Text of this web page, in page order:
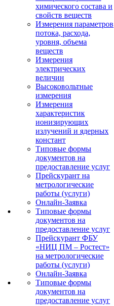
химического состава и
свойств веществ
Измерения параметров
потока, расхода,
уровня, объема
веществ
Измерения
электрических
величин
Высоковольтные
измерения
Измерения
характеристик
ионизирующих
излучений и ядерных
констант
Типовые формы
документов на
предоставление услуг
Прейскурант на
метрологические
работы (услуги)
Онлайн-Заявка
Типовые формы
документов на
предоставление услуг
Прейскурант ФБУ
«НИЦ ПМ – Ростест»
на метрологические
работы (услуги)
Онлайн-Заявка
Типовые формы
документов на
предоставление услуг